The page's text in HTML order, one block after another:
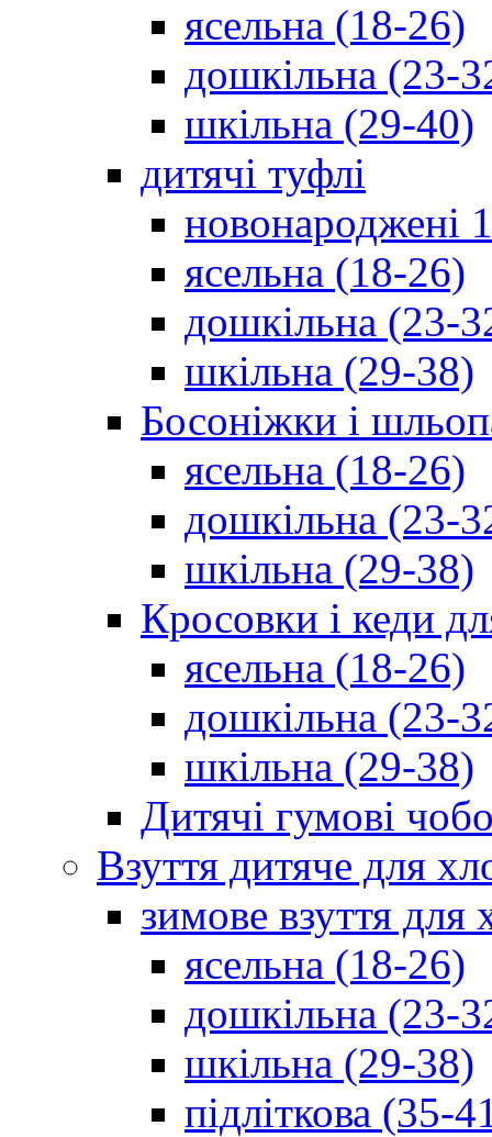
ясельна (18-26)
дошкільна (23-
шкільна (29-40)
дитячі туфлі
новонароджені
ясельна (18-26)
дошкільна (23-
шкільна (29-38)
Босоніжки і
ясельна (18-26)
дошкільна (23-
шкільна (29-38)
Кросовки і кеди
ясельна (18-26)
дошкільна (23-
шкільна (29-38)
Дитячі гумові
Взуття дитяче для
зимове взуття для
ясельна (18-26)
дошкільна (23-
шкільна (29-38)
підліткова (35-